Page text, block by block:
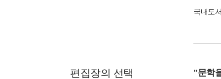
국내도
편집장의 선택 "문학